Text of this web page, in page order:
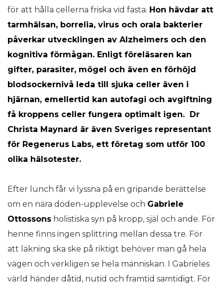
för att hålla cellerna friska vid fasta. Hon hävdar att
tarmhälsan, borrelia, virus och orala bakterier
påverkar utvecklingen av Alzheimers och den
kognitiva förmågan. Enligt föreläsaren kan
gifter, parasiter, mögel och även en förhöjd
blodsockernivå leda till sjuka celler även i
hjärnan, emellertid kan autofagi och avgiftning
få kroppens celler fungera optimalt igen. Dr
Christa Maynard är även Sveriges representant
för Regenerus Labs, ett företag som utför 100
olika hälsotester.
Efter lunch får vi lyssna på en gripande berättelse
om en nära döden-upplevelse och Gabriele
Ottossons holistiska syn på kropp, själ och ande. För
henne finns ingen splittring mellan dessa tre. För
att läkning ska ske på riktigt behöver man gå hela
vägen och verkligen se hela människan. I Gabrieles
värld händer dåtid, nutid och framtid samtidigt. För